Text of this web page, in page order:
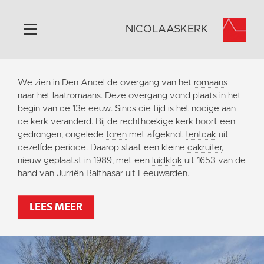
Home
Algemeen
Historie
Omgeving
Activiteiten
Steun ons
Contact
Vaktaal
NICOLAASKERK
We zien in Den Andel de overgang van het romaans
naar het laatromaans. Deze overgang vond plaats in het
begin van de 13e eeuw. Sinds die tijd is het nodige aan
de kerk veranderd. Bij de rechthoekige kerk hoort een
gedrongen, ongelede toren met afgeknot tentdak uit
dezelfde periode. Daarop staat een kleine dakruiter,
nieuw geplaatst in 1989, met een luidklok uit 1653 van de
hand van Jurriën Balthasar uit Leeuwarden.
LEES MEER